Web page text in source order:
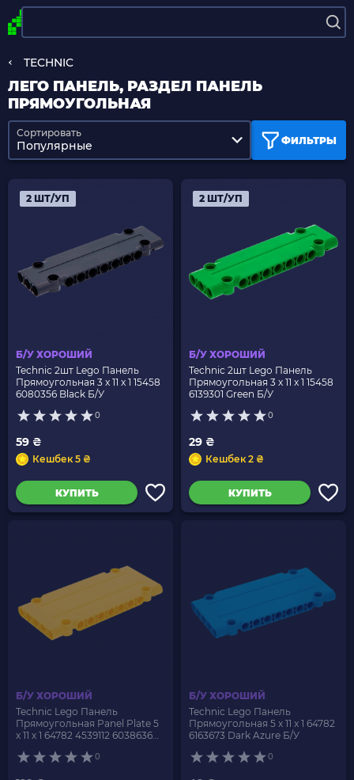
TECHNIC
ЛЕГО ПАНЕЛЬ, РАЗДЕЛ ПАНЕЛЬ
ПРЯМОУГОЛЬНАЯ
ФИЛЬТРЫ
Сортировать
Популярные
2 ШТ/УП
Б/У ХОРОШИЙ
Technic 2шт Lego Панель
Прямоугольная 3 x 11 x 1 15458
6080356 Black Б/У
0
59 ₴
Кешбек 5 ₴
КУПИТЬ
2 ШТ/УП
Б/У ХОРОШИЙ
Technic 2шт Lego Панель
Прямоугольная 3 x 11 x 1 15458
6139301 Green Б/У
0
29 ₴
Кешбек 2 ₴
КУПИТЬ
Б/У ХОРОШИЙ
Technic Lego Панель
Прямоугольная Panel Plate 5
x 11 x 1 64782 4539112 6038636
0
Б/У ХОРОШИЙ
Technic Lego Панель
Прямоугольная 5 x 11 x 1 64782
6163673 Dark Azure Б/У
0